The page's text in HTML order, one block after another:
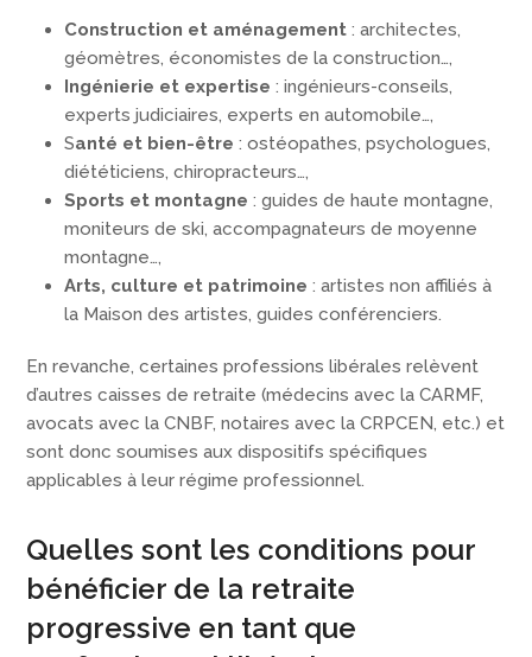
Construction et aménagement : architectes,
géomètres, économistes de la construction…,
Ingénierie et expertise : ingénieurs-conseils,
experts judiciaires, experts en automobile…,
Santé et bien-être : ostéopathes, psychologues,
diététiciens, chiropracteurs…,
Sports et montagne : guides de haute montagne,
moniteurs de ski, accompagnateurs de moyenne
montagne…,
Arts, culture et patrimoine : artistes non affiliés à
la Maison des artistes, guides conférenciers.
En revanche, certaines professions libérales relèvent
d’autres caisses de retraite (médecins avec la CARMF,
avocats avec la CNBF, notaires avec la CRPCEN, etc.) et
sont donc soumises aux dispositifs spécifiques
applicables à leur régime professionnel.
Quelles sont les conditions pour
bénéficier de la retraite
progressive en tant que